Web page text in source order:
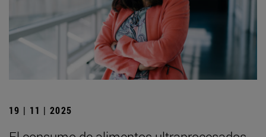
19 | 11 | 2025